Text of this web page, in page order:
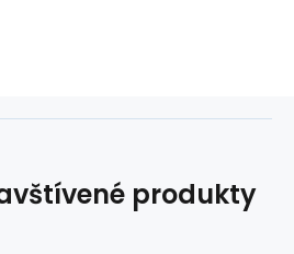
produkty